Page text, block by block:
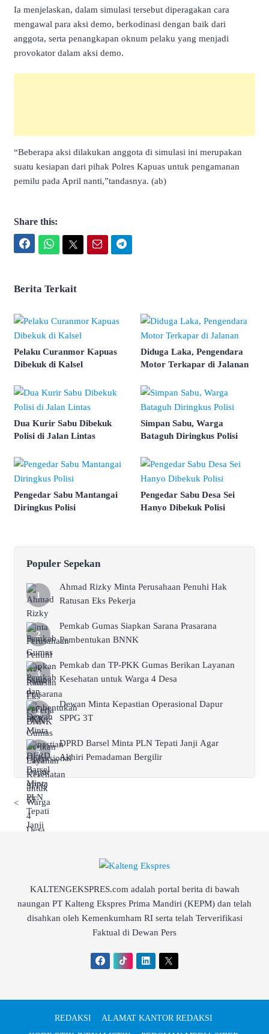
Ia menjelaskan, dalam simulasi tersebut diperagakan cara
mengawal para aksi demo, berkodinasi dengan baik dari
anggota, serta penangkapan oknum pelaku yang menjadi
provokator dalam aksi demo.
“Beberapa aksi dilakukan anggota di simulasi ini merupakan
suatu kesiapan dari pihak Polres Kapuas untuk pengamanan
pemilu pada April nanti,”tandasnya. (ab)
Share this:
Berita Terkait
Pelaku Curanmor Kapuas
Dibekuk di Kalsel
Diduga Laka, Pengendara
Motor Terkapar di Jalanan
Dua Kurir Sabu Dibekuk
Polisi di Jalan Lintas
Simpan Sabu, Warga
Bataguh Diringkus Polisi
Pengedar Sabu Mantangai
Diringkus Polisi
Pengedar Sabu Desa Sei
Hanyo Dibekuk Polisi
Populer Sepekan
Ahmad Rizky Minta Perusahaan Penuhi Hak
Ratusan Eks Pekerja
Pemkab Gumas Siapkan Sarana Prasarana
Pembentukan BNNK
Pemkab dan TP-PKK Gumas Berikan Layanan
Kesehatan untuk Warga 4 Desa
Dewan Minta Kepastian Operasional Dapur
SPPG 3T
DPRD Barsel Minta PLN Tepati Janji Agar
Akhiri Pemadaman Bergilir
<
KALTENGEKSPRES.com adalah portal berita di bawah
naungan PT Kalteng Ekspres Prima Mandiri (KEPM) dan telah
disahkan oleh Kemenkumham RI serta telah Terverifikasi
Faktual di Dewan Pers
REDAKSI
ALAMAT KANTOR REDAKSI